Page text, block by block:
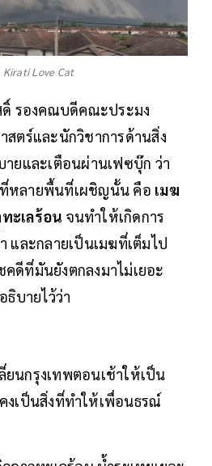
Kirati Love Cat
ดิ์ รองคณบดีคณะประมง
สตร์และนักวิชาการด้านสิ่ง
ยและเตือนผ่านเฟซบุ๊ก ว่า
ที่หลายพื้นที่เผชิญนั้น คือ เมฆ
ะเลร้อน จนทำให้เกิดการ
และกลายเป็นเมฆที่เต็มไป
ดีที่มันยังตกลงมาไม่เยอะ
บายไว้ว่า
นกรุงเทพตอนเช้าให้เป็น
งเป็นสิ่งที่ทำให้เพื่อนธรณ์